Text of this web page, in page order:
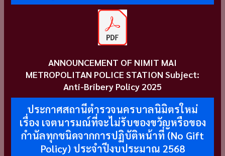
ANNOUNCEMENT OF NIMIT MAI
METROPOLITAN POLICE STATION Subject:
Anti-Bribery Policy 2025
ประกาศสถานีตำรวจนครบาลนิมิตรใหม่
เรื่อง เจตนารมณ์ที่จะไม่รับของขวัญหรือของ
กำนัลทุกชนิดจากการปฏิบัติหน้าที่ (No Gift
Policy) ประจำปีงบประมาณ 2568